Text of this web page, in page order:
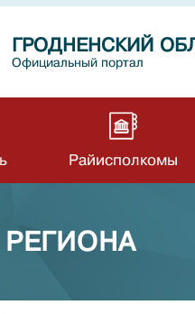
ГРОДНЕНСКИЙ
Официальный портал
Райисполкомы